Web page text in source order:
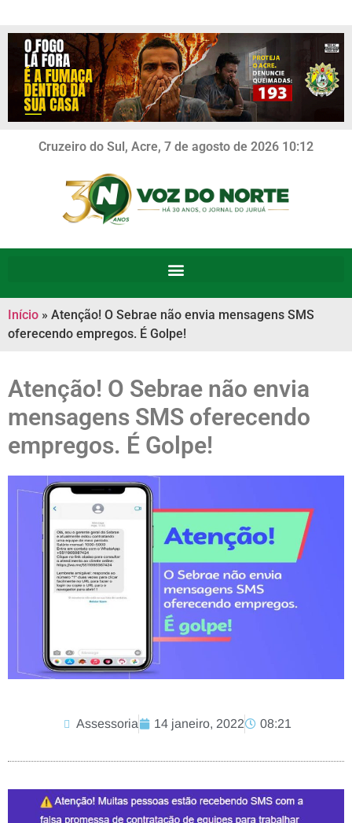
Cruzeiro do Sul, Acre, 7 de agosto de 2026 10:12
Início » Atenção! O Sebrae não envia mensagens SMS
oferecendo empregos. É Golpe!
Atenção! O Sebrae não envia
mensagens SMS oferecendo
empregos. É Golpe!
Assessoria 14 janeiro, 2022 08:21